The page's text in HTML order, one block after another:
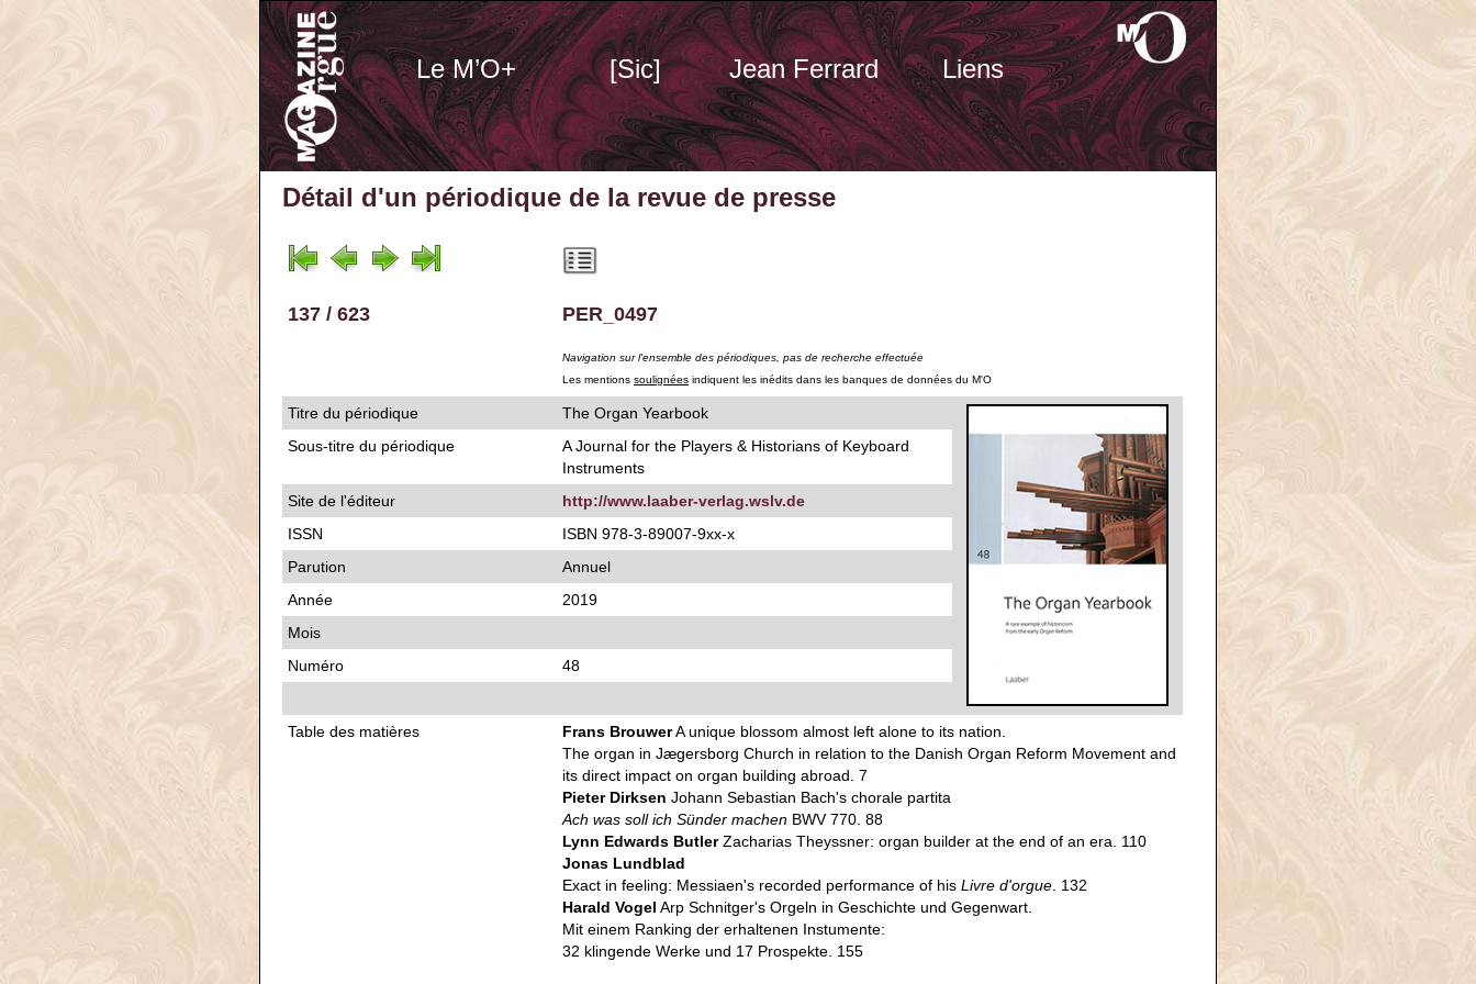
Le M’O+ [Sic] Jean Ferrard Liens
Détail d'un périodique de la revue de presse
137 / 623 PER_0497
Navigation sur l'ensemble des périodiques, pas de recherche effectuée
Les mentions soulignées indiquent les inédits dans les banques de données du M'O
Titre du périodique
The Organ Yearbook
Sous-titre du périodique
A Journal for the Players & Historians of Keyboard
Instruments
Site de l'éditeur
http://www.laaber-verlag.wslv.de
ISSN
ISBN 978-3-89007-9xx-x
Parution
Annuel
Année
2019
Mois
Numéro
48
Table des matières Frans BrouwerA unique blossom almost left alone to its nation.
The organ in Jægersborg Church in relation to the Danish Organ Reform Movement and
its direct impact on organ building abroad. 7
Pieter Dirksen Johann Sebastian Bach's chorale partita
Ach was soll ich Sünder machen BWV 770. 88
Lynn Edwards ButlerZacharias Theyssner: organ builder at the end of an era. 110
Jonas Lundblad
Exact in feeling: Messiaen's recorded performance of his Livre d'orgue . 132
Harald Vogel Arp Schnitger's Orgeln in Geschichte und Gegenwart.
Mit einem Ranking der erhaltenen Instumente:
32 klingende Werke und 17 Prospekte. 155